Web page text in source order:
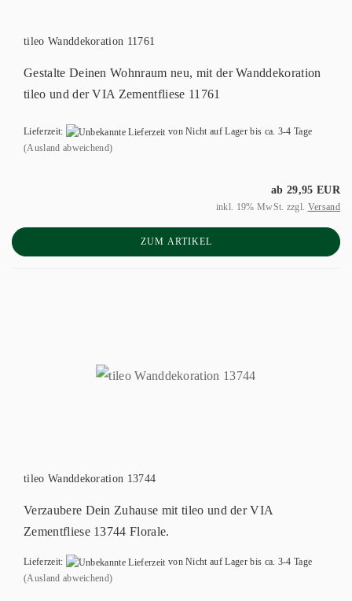
tileo Wanddekoration 11761
Gestalte Deinen Wohnraum neu, mit der Wanddekoration
tileo und der VIA Zementfliese 11761
Lieferzeit:
von Nicht auf Lager bis ca. 3-4 Tage
(Ausland abweichend)
ab 29,95 EUR
inkl. 19% MwSt. zzgl. Versand
ZUM ARTIKEL
tileo Wanddekoration 13744
Verzaubere Dein Zuhause mit tileo und der VIA
Zementfliese 13744 Florale.
Lieferzeit:
von Nicht auf Lager bis ca. 3-4 Tage
(Ausland abweichend)